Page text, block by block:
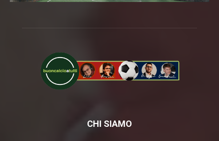
CHI SIAMO